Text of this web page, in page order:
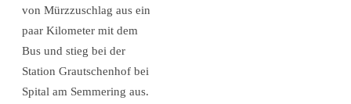
von Mürzzuschlag aus ein
paar Kilometer mit dem
Bus und stieg bei der
Station Grautschenhof bei
Spital am Semmering aus.